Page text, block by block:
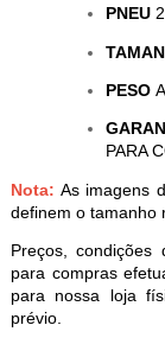
PNEU
PESO
PARA
Nota: As imagens
definem o tamanho
Preços, condições
para compras
para nossa loja
prévio.